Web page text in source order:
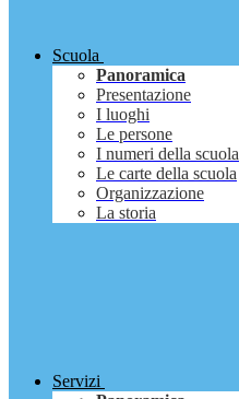
Scuola
Panoramica
Presentazione
I luoghi
Le persone
I numeri della scuola
Le carte della scuola
Organizzazione
La storia
Servizi